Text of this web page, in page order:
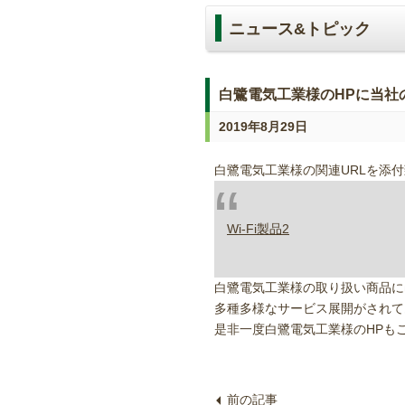
ニュース&トピック
白鷺電気工業様のHPに当社
2019年8月29日
白鷺電気工業様の関連URLを添
Wi-Fi製品2
白鷺電気工業様の取り扱い商品
多種多様なサービス展開がされて
是非一度白鷺電気工業様のHPも